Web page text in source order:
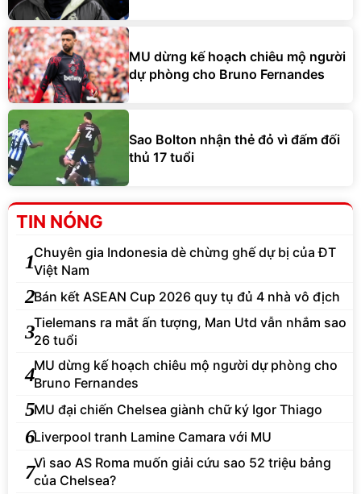
MU dừng kế hoạch chiêu mộ người
dự phòng cho Bruno Fernandes
Sao Bolton nhận thẻ đỏ vì đấm đối
thủ 17 tuổi
TIN NÓNG
1Chuyên gia Indonesia dè chừng ghế dự bị của ĐT
Việt Nam
2Bán kết ASEAN Cup 2026 quy tụ đủ 4 nhà vô địch
3Tielemans ra mắt ấn tượng, Man Utd vẫn nhắm sao
26 tuổi
4MU dừng kế hoạch chiêu mộ người dự phòng cho
Bruno Fernandes
5MU đại chiến Chelsea giành chữ ký Igor Thiago
6Liverpool tranh Lamine Camara với MU
7Vì sao AS Roma muốn giải cứu sao 52 triệu bảng
của Chelsea?